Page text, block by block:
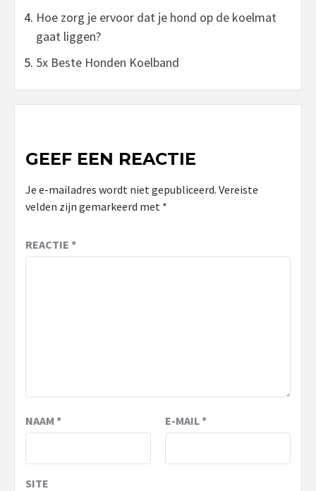
Hoe zorg je ervoor dat je hond op de koelmat
gaat liggen?
5x Beste Honden Koelband
GEEF EEN REACTIE
Je e-mailadres wordt niet gepubliceerd. Vereiste
velden zijn gemarkeerd met *
REACTIE *
NAAM * E-MAIL*
SITE